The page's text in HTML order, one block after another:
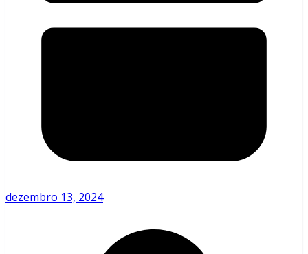
dezembro 13, 2024